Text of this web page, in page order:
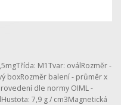
M1Tvar: oválRozměr -
boxRozměr balení - průměr x
dle normy OIML -
7,9 g / cm3Magnetická